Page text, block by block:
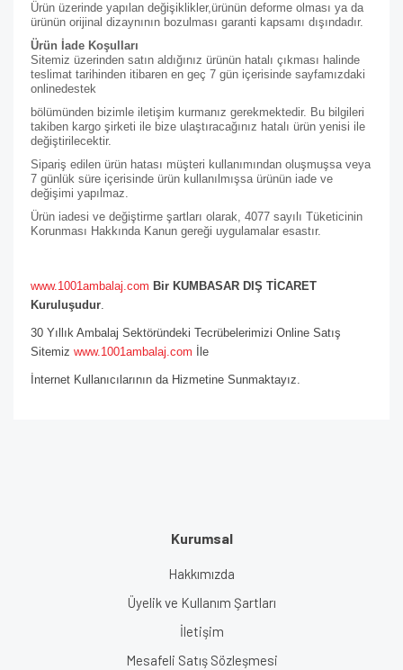
Ürün üzerinde yapılan değişiklikler,ürünün deforme olması ya da
ürünün orijinal dizaynının bozulması garanti kapsamı dışındadır.
Ürün İade Koşulları
Sitemiz üzerinden satın aldığınız ürünün hatalı çıkması halinde
teslimat tarihinden itibaren en geç 7 gün içerisinde sayfamızdaki
onlinedestek
bölümünden bizimle iletişim kurmanız gerekmektedir. Bu bilgileri
takiben kargo şirketi ile bize ulaştıracağınız hatalı ürün yenisi ile
değiştirilecektir.
Sipariş edilen ürün hatası müşteri kullanımından oluşmuşsa veya
7 günlük süre içerisinde ürün kullanılmışsa ürünün iade ve
değişimi yapılmaz.
Ürün iadesi ve değiştirme şartları olarak, 4077 sayılı Tüketicinin
Korunması Hakkında Kanun gereği uygulamalar esastır.
www.1001ambalaj.com Bir KUMBASAR DIŞ TİCARET
Kuruluşudur.
30 Yıllık Ambalaj Sektöründeki Tecrübelerimizi Online Satış
Sitemiz www.1001ambalaj.com İle
İnternet Kullanıcılarının da Hizmetine Sunmaktayız.
Kurumsal
Hakkımızda
Üyelik ve Kullanım Şartları
İletişim
Mesafeli Satış Sözleşmesi